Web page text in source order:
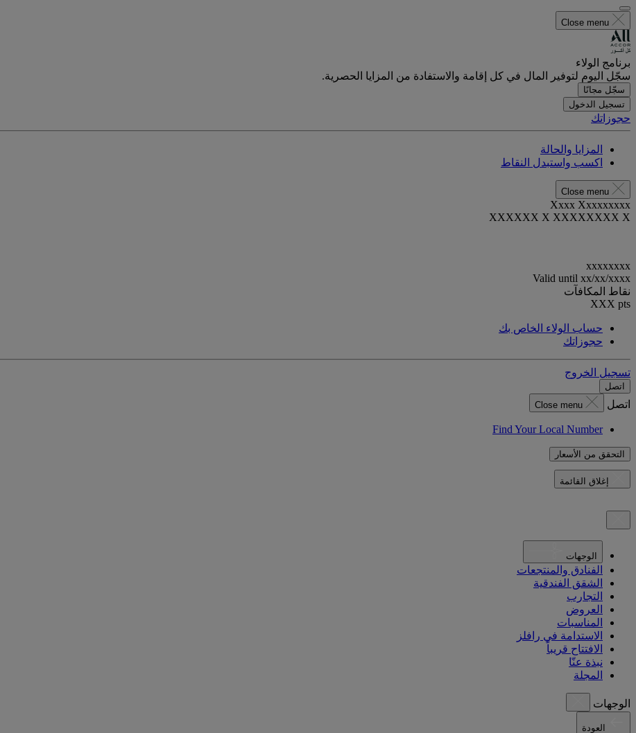
Close menu
برنامج الولاء
سجّل اليوم لتوفير المال في كل إقامة والاستفادة من المزايا الحصرية.
سجّل مجانًا
تسجيل الدخول
حجوزاتك
المزايا والحالة
اكسب واستبدل النقاط
Close menu
Xxxx Xxxxxxxxx
XXXXXX X XXXXXXXX X
xxxxxxxx
Valid until xx/xx/xxxx
نقاط المكافآت
XXX pts
حساب الولاء الخاص بك
حجوزاتك
تسجيل الخروج
اتصل
اتصل Close menu
Find Your Local Number
التحقق من الأسعار
إغلاق القائمة
الوجهات
الفنادق والمنتجعات
الشقق الفندقية
التجارب
العروض
المناسبات
الاستدامة في رافلز
الافتتاح قريباً
نبذة عنّا
المجلة
الوجهات